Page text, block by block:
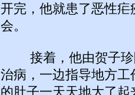
开完，他就患了恶性
会。
接着，他由贺子珍
治病，一边指导地方